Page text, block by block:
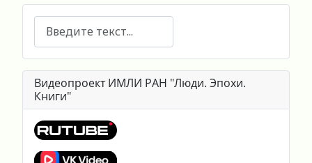
Поиск
Видеопроект ИМЛИ РАН "Люди. Эпохи.
Книги"